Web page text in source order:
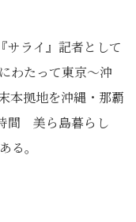
サライ』記者として
わたって東京〜沖
本拠地を沖縄・那覇
間 美ら島暮らし
る。